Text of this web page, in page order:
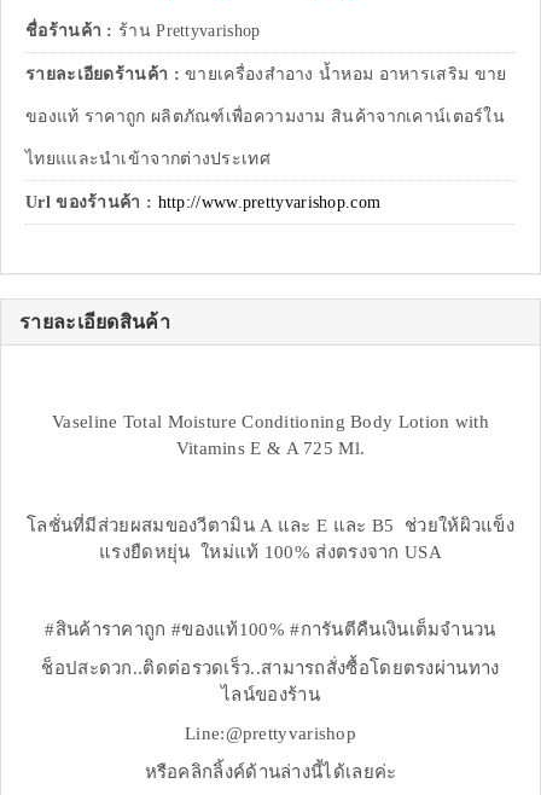
ชื่อร้านค้า : ร้าน Prettyvarishop
รายละเอียดร้านค้า :ขายเครื่องสำอาง น้ำหอม อาหารเสริม ขาย
ของแท้ ราคาถูก ผลิตภัณฑ์เพื่อความงาม สินค้าจากเคาน์เตอร์ใน
ไทยแและนำเข้าจากต่างประเทศ
Url ของร้านค้า : http://www.prettyvarishop.com
รายละเอียดสินค้า
Vaseline Total Moisture Conditioning Body Lotion with
Vitamins E & A 725 Ml.
โลชั่นที่มีส่วยผสมของวีตามิน A และ E และ B5 ช่วยให้ผิวแข็ง
แรงยืดหยุ่น ใหม่แท้ 100% ส่งตรงจาก USA
#สินค้าราคาถูก #ของแท้100% #การันตีคืนเงินเต็มจำนวน
ช็อปสะดวก..ติดต่อรวดเร็ว..สามารถสั่งซื้อโดยตรงผ่านทาง
ไลน์ของร้าน
Line:@prettyvarishop
หรือคลิกลิ้งค์ด้านล่างนี้ได้เลยค่ะ